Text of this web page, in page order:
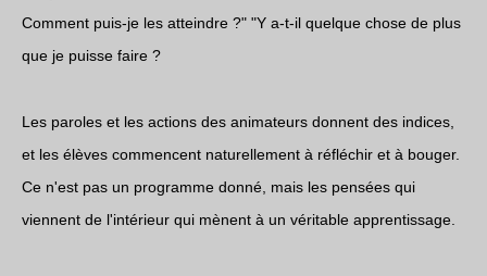
Comment puis-je les atteindre ?" "Y a-t-il quelque chose de plus
que je puisse faire ?
Les paroles et les actions des animateurs donnent des indices,
et les élèves commencent naturellement à réfléchir et à bouger.
Ce n'est pas un programme donné, mais les pensées qui
viennent de l'intérieur qui mènent à un véritable apprentissage.